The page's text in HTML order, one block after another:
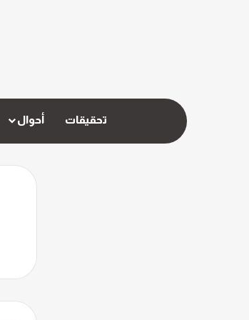
تحقيقات أحوال